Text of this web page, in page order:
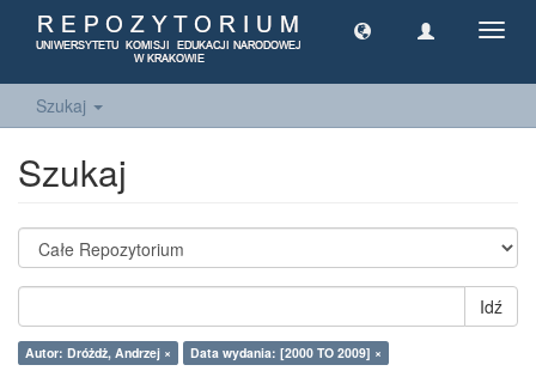
Szukaj
Szukaj
Idź
Autor: Dróżdż, Andrzej × Data wydania: [2000 TO 2009] ×